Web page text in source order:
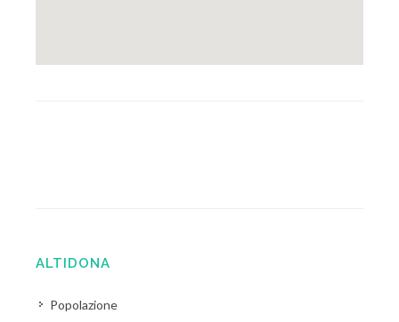
ALTIDONA
Popolazione